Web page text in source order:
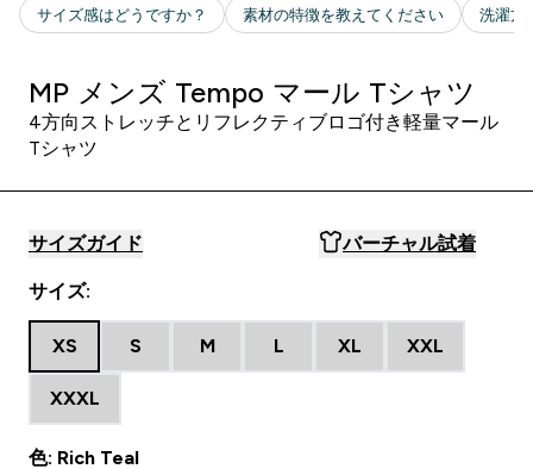
MP メンズ Tempo マール Tシャツ
4方向ストレッチとリフレクティブロゴ付き軽量マール
Tシャツ
サイズガイド バーチャル試着
サイズ:
XS S M L XL XXL
XXXL
色: Rich Teal